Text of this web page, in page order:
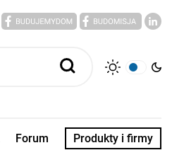
Forum Produkty i firmy